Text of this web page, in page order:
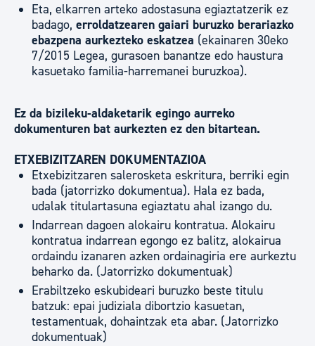
Eta, elkarren arteko adostasuna egiaztatzerik ez
badago, erroldatzearen gaiari buruzko berariazko
ebazpena aurkezteko eskatzea (ekainaren 30eko
7/2015 Legea, gurasoen banantze edo haustura
kasuetako familia-harremanei buruzkoa).
Ez da bizileku-aldaketarik egingo aurreko
dokumenturen bat aurkezten ez den bitartean.
ETXEBIZITZAREN DOKUMENTAZIOA
Etxebizitzaren salerosketa eskritura, berriki egin
bada (jatorrizko dokumentua). Hala ez bada,
udalak titulartasuna egiaztatu ahal izango du.
Indarrean dagoen alokairu kontratua. Alokairu
kontratua indarrean egongo ez balitz, alokairua
ordaindu izanaren azken ordainagiria ere aurkeztu
beharko da. (Jatorrizko dokumentuak)
Erabiltzeko eskubideari buruzko beste titulu
batzuk: epai judiziala dibortzio kasuetan,
testamentuak, dohaintzak eta abar. (Jatorrizko
dokumentuak)